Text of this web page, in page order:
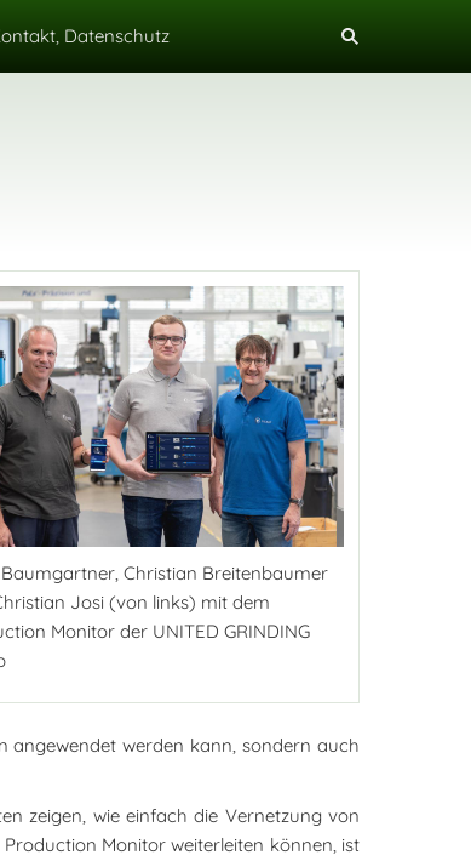
Datenschutz
Christian Breitenbaumer
Josi (von links) mit dem
Monitor der UNITED GRINDING
angewendet werden kann, sondern auch
zeigen, wie einfach die Vernetzung von
Monitor weiterleiten können, ist